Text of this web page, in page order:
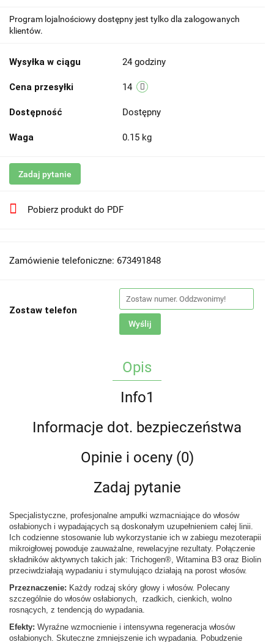
Program lojalnościowy dostępny jest tylko dla zalogowanych
klientów.
Wysyłka w ciągu 24 godziny
Cena przesyłki 14
Dostępność Dostępny
Waga 0.15 kg
Zadaj pytanie
Pobierz produkt do PDF
Zamówienie telefoniczne: 673491848
Zostaw telefon
Wyślij
Opis
Info1
Informacje dot. bezpieczeństwa
Opinie i oceny (0)
Zadaj pytanie
Specjalistyczne, profesjonalne ampułki wzmacniające do włosów
osłabionych i wypadających są doskonałym uzupełnieniem całej linii.
Ich codzienne stosowanie lub wykorzystanie ich w zabiegu mezoterapii
mikroigłowej powoduje zauważalne, rewelacyjne rezultaty. Połączenie
składników aktywnych takich jak: Trichogen®, Witamina B3 oraz Biolin
przeciwdziałają wypadaniu i stymulująco działają na porost włosów.
Przeznaczenie: Każdy rodzaj skóry głowy i włosów. Polecany
szczególnie do włosów osłabionych, rzadkich, cienkich, wolno
rosnących, z tendencją do wypadania.
Efekty: Wyraźne wzmocnienie i intensywna regeneracja włosów
osłabionych. Skuteczne zmniejszenie ich wypadania. Pobudzenie